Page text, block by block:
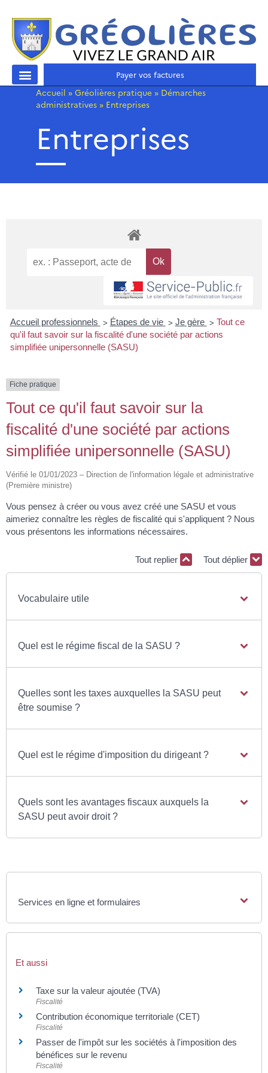
Payer vos factures
Accueil » Gréolières pratique » Démarches
administratives » Entreprises
Entreprises
Accueil professionnels > Étapes de vie > Je gère > Tout ce
qu'il faut savoir sur la fiscalité d'une société par actions
simplifiée unipersonnelle (SASU)
Fiche pratique
Tout ce qu'il faut savoir sur la
fiscalité d'une société par actions
simplifiée unipersonnelle (SASU)
Vérifié le 01/01/2023 – Direction de l'information légale et administrative
(Première ministre)
Vous pensez à créer ou vous avez créé une SASU et vous
aimeriez connaître les règles de fiscalité qui s'appliquent ? Nous
vous présentons les informations nécessaires.
Tout replier Tout déplier
Vocabulaire utile
Quel est le régime fiscal de la SASU ?
Quelles sont les taxes auxquelles la SASU peut
être soumise ?
Quel est le régime d'imposition du dirigeant ?
Quels sont les avantages fiscaux auxquels la
SASU peut avoir droit ?
Services en ligne et formulaires
Et aussi
Taxe sur la valeur ajoutée (TVA)
Fiscalité
Contribution économique territoriale (CET)
Fiscalité
Passer de l'impôt sur les sociétés à l'imposition des
bénéfices sur le revenu
Fiscalité